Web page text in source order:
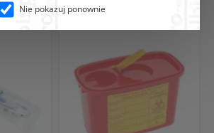
Nie pokazuj ponownie